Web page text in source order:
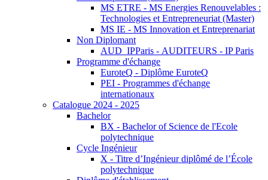
MS ETRE - MS Energies Renouvelables :
Technologies et Entrepreneuriat (Master)
MS IE - MS Innovation et Entreprenariat
Non Diplomant
AUD_IPParis - AUDITEURS - IP Paris
Programme d'échange
EuroteQ - Diplôme EuroteQ
PEI - Programmes d'échange
internationaux
Catalogue 2024 - 2025
Bachelor
BX - Bachelor of Science de l'Ecole
polytechnique
Cycle Ingénieur
X - Titre d’Ingénieur diplômé de l’École
polytechnique